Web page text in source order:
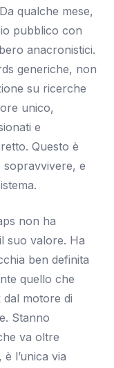
qualche mese,
pubblico con
anacronistici.
generiche, non
su ricerche
unico,
e
Questo è
sopravvivere, e
non ha
suo valore. Ha
ben definita
quello che
motore di
Stanno
va oltre
l’unica via